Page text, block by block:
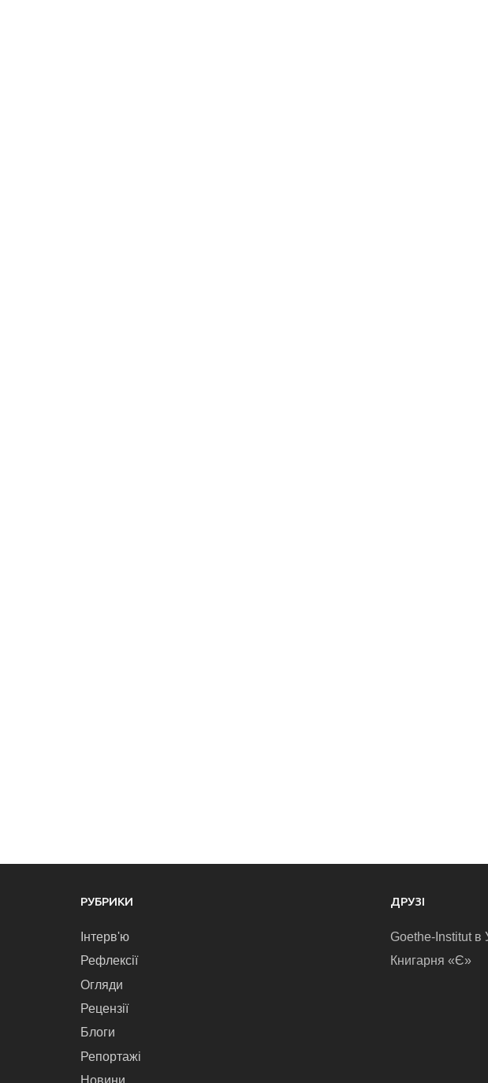
РУБРИКИ
Інтерв'ю
Рефлексії
Огляди
Рецензії
Блоги
Репортажі
Новини
ДРУЗІ
Goethe-Institut в
Книгарня «Є»